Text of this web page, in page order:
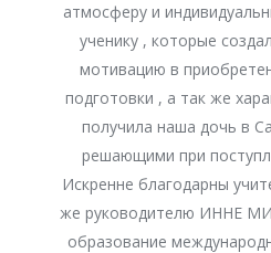
атмосферу и
ученику , которые
мотивацию в
подготовки , а так же
получила наша дочь в
решающими при
Искренне благодарны
же руководителю ИННЕ
образование